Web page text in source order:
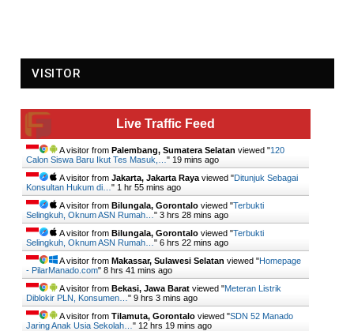
VISITOR
Live Traffic Feed
A visitor from Palembang, Sumatera Selatan viewed "120
Calon Siswa Baru Ikut Tes Masuk,… " 19 mins ago
A visitor from Jakarta, Jakarta Raya viewed "Ditunjuk Sebagai
Konsultan Hukum di… " 1 hr 55 mins ago
A visitor from Bilungala, Gorontalo viewed "Terbukti
Selingkuh, Oknum ASN Rumah… " 3 hrs 28 mins ago
A visitor from Bilungala, Gorontalo viewed "Terbukti
Selingkuh, Oknum ASN Rumah… " 6 hrs 22 mins ago
A visitor from Makassar, Sulawesi Selatan viewed "Homepage
- PilarManado.com" 8 hrs 41 mins ago
A visitor from Bekasi, Jawa Barat viewed "Meteran Listrik
Diblokir PLN, Konsumen… " 9 hrs 3 mins ago
A visitor from Tilamuta, Gorontalo viewed "SDN 52 Manado
Jaring Anak Usia Sekolah… " 12 hrs 19 mins ago